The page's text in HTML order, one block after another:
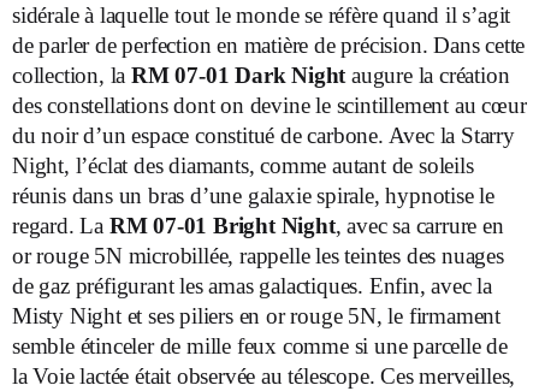
sidérale à laquelle tout le monde se réfère quand il s’agit
de parler de perfection en matière de précision. Dans cette
collection, laRM 07-01 Dark Night augure la création
des constellations dont on devine le scintillement au cœur
du noir d’un espace constitué de carbone. Avec la Starry
Night, l’éclat des diamants, comme autant de soleils
réunis dans un bras d’une galaxie spirale, hypnotise le
regard. La RM 07-01 Bright Night, avec sa carrure en
or rouge 5N microbillée, rappelle les teintes des nuages
de gaz préfigurant les amas galactiques. Enfin, avec la
Misty Night et ses piliers en or rouge 5N, le firmament
semble étinceler de mille feux comme si une parcelle de
la Voie lactée était observée au télescope. Ces merveilles,